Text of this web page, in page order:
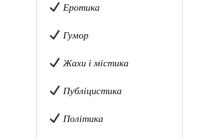
Еротика
Гумор
Жахи і містика
Публіцистика
Політика